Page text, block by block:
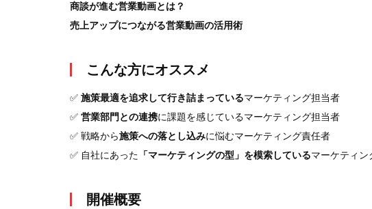
商談が進む営業動画とは？
売上アップにつながる営業動画の活用術
こんな方にオススメ
✅️ 施策最適を追求して行き詰まっているマーケティング担当者
✅️ 営業部門との連携に課題を感じているマーケティング担当者
✅️ 戦略から施策への落とし込みに悩むマーケティング責任者
✅️ 自社にあった 「マーケティングの型」を模索しているマーケティン
開催概要